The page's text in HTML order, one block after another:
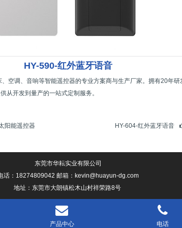
HY-590-红外蓝牙语音
空调、音响等智能遥控器的专业方案商与生产厂家。拥有20年研
从开发到量产的一站式定制服务。
阳能遥控器 HY-604-红外蓝牙语音
东莞市华耘实业有限公司
话：18274809042 邮箱：kevin@huayun-dg.com
地址：东莞市大朗镇松木山村祥荣路8号
产品中心 电话